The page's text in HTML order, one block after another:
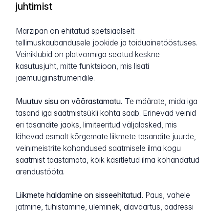
juhtimist
Marzipan on ehitatud spetsiaalselt
tellimuskaubandusele jookide ja toiduainetööstuses.
Veiniklubid on platvormiga seotud keskne
kasutusjuht, mitte funktsioon, mis lisati
jaemüügiinstrumendile.
Muutuv sisu on võõrastamatu. Te määrate, mida iga
tasand iga saatmistsükli kohta saab. Erinevad veinid
eri tasandite jaoks, limiteeritud väljalasked, mis
lähevad esmalt kõrgemate liikmete tasandite juurde,
veinimeistrite kohandused saatmisele ilma kogu
saatmist taastamata, kõik käsitletud ilma kohandatud
arendustööta.
Liikmete haldamine on sisseehitatud. Paus, vahele
jätmine, tühistamine, üleminek, alaväärtus, aadressi